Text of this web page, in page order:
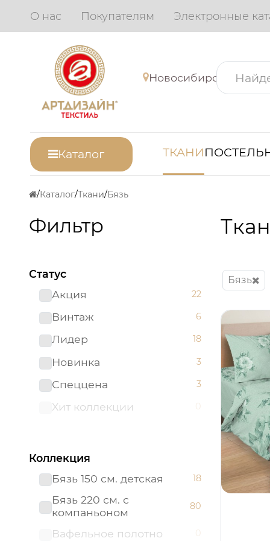
О нас Покупателям Электронные
Новосибирск
Каталог ТКАНИ
Каталог Ткани Бязь
Фильтр
Статус
Акция
22
Винтаж 6
Лидер 18
Новинка 3
Спеццена 3
Хит коллекции 0
Коллекция
Бязь 150 см. детская
18
Бязь 220 см. с
компаньоном
80
Вафельное полотно 0
Бязь